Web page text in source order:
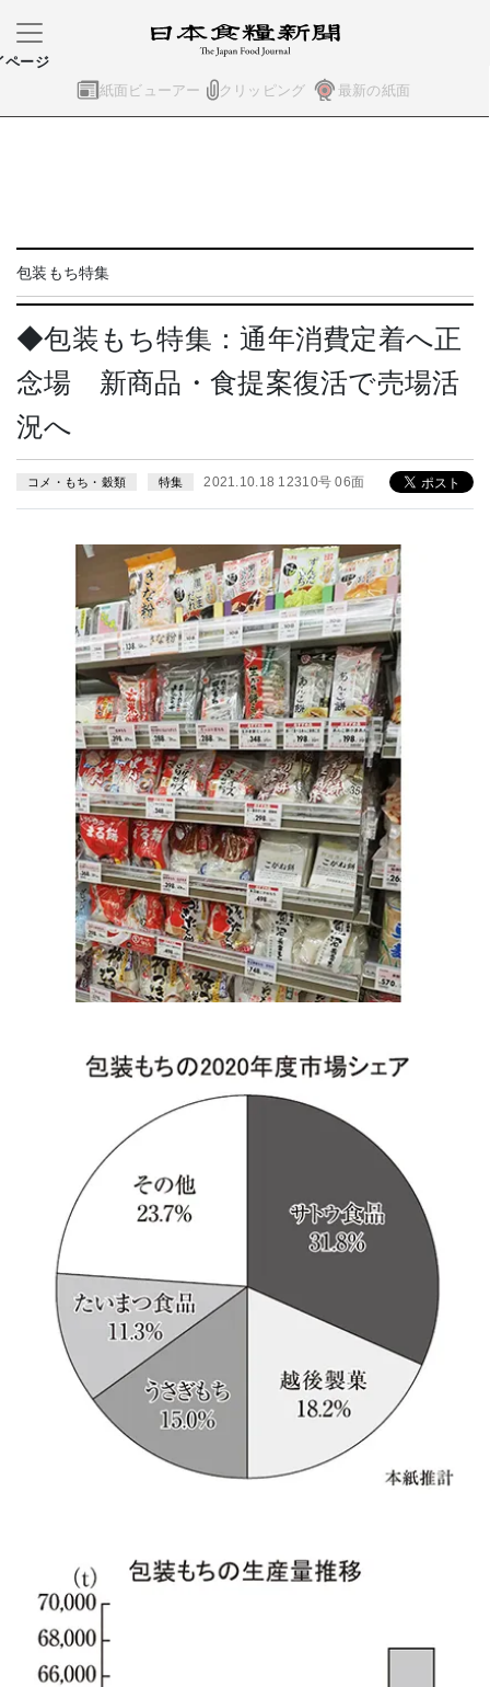
紙面ビューアー クリッピング 最新の紙面
ページ
包装もち特集
◆包装もち特集：通年消費定着へ正
念場 新商品・食提案復活で売場活
況へ
コメ・もち・穀類 特集 2021.10.18 12310号 06面